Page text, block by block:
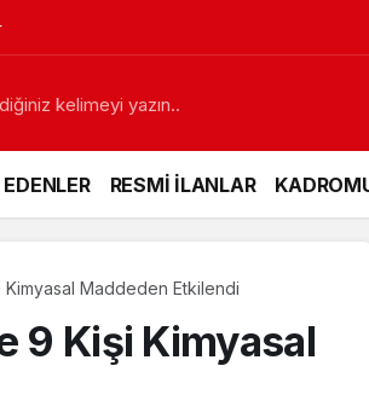
RESMİ İLANLAR
Maddeden Etkilendi
9 Kişi Kimyasal